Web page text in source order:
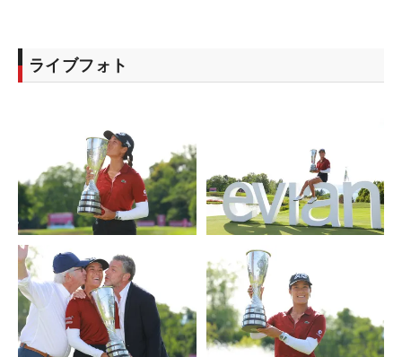
ライブフォト